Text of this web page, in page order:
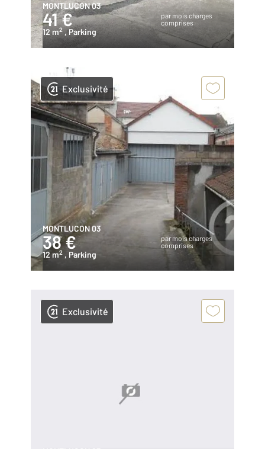
MONTLUCON 03
41 €
par mois charges
comprises
12 m2 , Parking
Exclusivité
MONTLUCON 03
38 €
par mois charges
comprises
12 m2 , Parking
Exclusivité